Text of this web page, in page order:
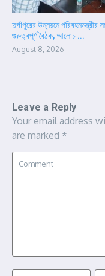
দুর্গাপুরের উন্নয়নে পরিবহনমন্ত্রীর
গুরুত্বপূর্ণ বৈঠক, আলোচ ...
August 8, 2026
Leave a Reply
Your email address
are marked *